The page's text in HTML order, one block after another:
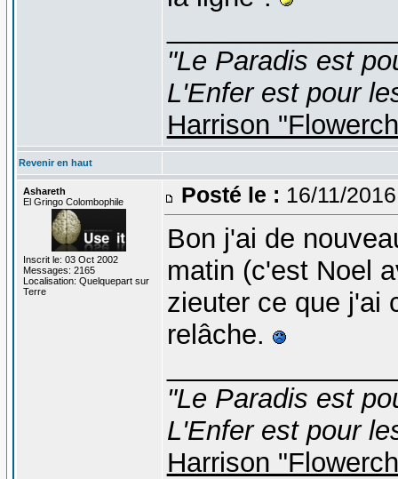
"Le Paradis est
L'Enfer est pour
Harrison
Revenir en haut
Ashareth
El Gringo Colombophile
Inscrit le: 03 Oct 2002
Messages: 2165
Localisation: Quelquepart sur
Terre
Posté le : 16/11/
Bon j'ai de
matin (c'est Noel
zieuter ce que j'ai
relâche.
"Le Paradis est
L'Enfer est pour
Harrison